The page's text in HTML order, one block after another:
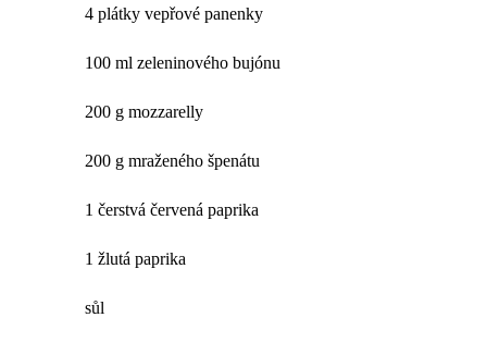
4 plátky vepřové panenky
100 ml zeleninového bujónu
200 g mozzarelly
200 g mraženého špenátu
1 čerstvá červená paprika
1 žlutá paprika
sůl